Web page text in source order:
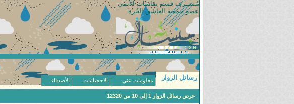
مُشــرف قسم نقاشات الأنمي
عضو جمعية العاشق الحُرة
رسائل الزوار معلومات عني الاحصائيات الأصدقاء
عرض رسائل الزوار 1 إلى 10 من 12320